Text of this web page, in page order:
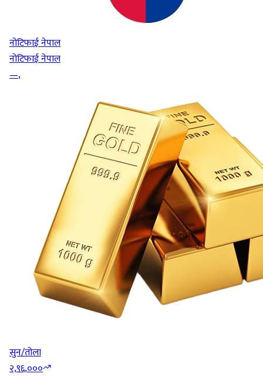
नोटिफाई नेपाल
नोटिफाई नेपाल
—,
सुन/तोला
२,९६,०००